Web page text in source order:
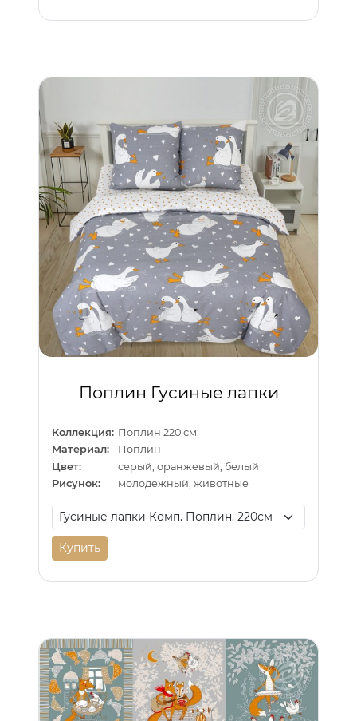
Поплин Гусиные лапки
Коллекция: Поплин 220 см.
Материал:
Поплин
Цвет:
серый, оранжевый, белый
Рисунок:
молодежный, животные
Купить